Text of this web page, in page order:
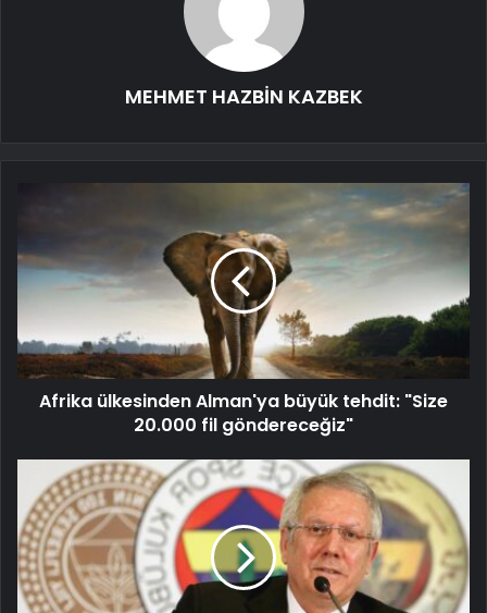
MEHMET HAZBİN KAZBEK
Afrika ülkesinden Alman'ya büyük tehdit: "Size
20.000 fil göndereceğiz"